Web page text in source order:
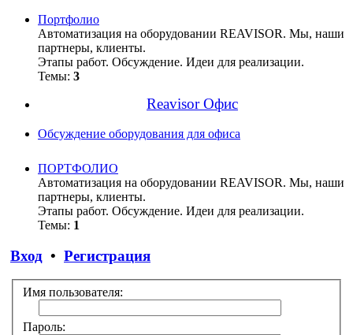
Портфолио
Автоматизация на оборудовании REAVISOR. Мы, наши
партнеры, клиенты.
Этапы работ. Обсуждение. Идеи для реализации.
Темы: 3
Reavisor Офис
Обсуждение оборудования для офиса
ПОРТФОЛИО
Автоматизация на оборудовании REAVISOR. Мы, наши
партнеры, клиенты.
Этапы работ. Обсуждение. Идеи для реализации.
Темы: 1
Вход • Регистрация
Имя пользователя:
Пароль: